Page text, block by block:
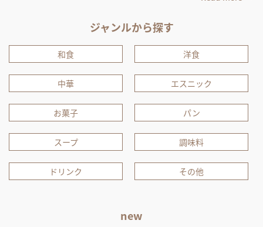
ジャンルから探す
和食 洋食
中華 エスニック
お菓子 パン
スープ 調味料
ドリンク その他
new